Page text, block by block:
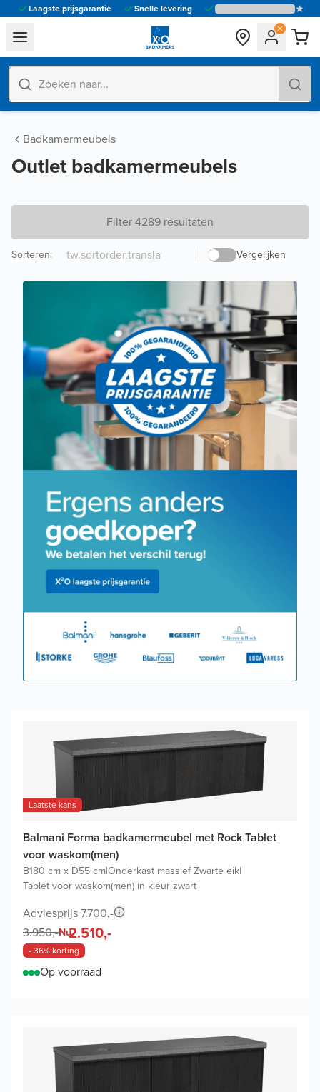
Laagste prijsgarantie Snelle levering
general.navigation.toggle_menu.label
Badkamermeubels
Outlet badkamermeubels
Filter 4289 resultaten
Vergelijken
Sorteren:
Laatste kans
Balmani Forma badkamermeubel met Rock Tablet
voor waskom(men)
B180 cm x D55 cm|Onderkast massief Zwarte eik|
Tablet voor waskom(men) in kleur zwart
Adviesprijs 7.700,-
3.950,-Nu2.510,-
- 36% korting
Op voorraad